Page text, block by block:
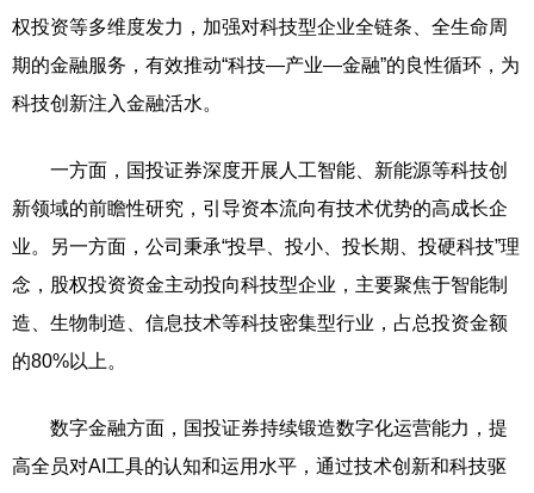
权投资等多维度发力，加强对科技型企业全链条、全生命周
期的金融服务，有效推动“科技—产业—金融”的良性循环，为
科技创新注入金融活水。
一方面，国投证券深度开展人工智能、新能源等科技创
新领域的前瞻性研究，引导资本流向有技术优势的高成长企
业。另一方面，公司秉承“投早、投小、投长期、投硬科技”理
念，股权投资资金主动投向科技型企业，主要聚焦于智能制
造、生物制造、信息技术等科技密集型行业，占总投资金额
的80%以上。
数字金融方面，国投证券持续锻造数字化运营能力，提
高全员对AI工具的认知和运用水平，通过技术创新和科技驱